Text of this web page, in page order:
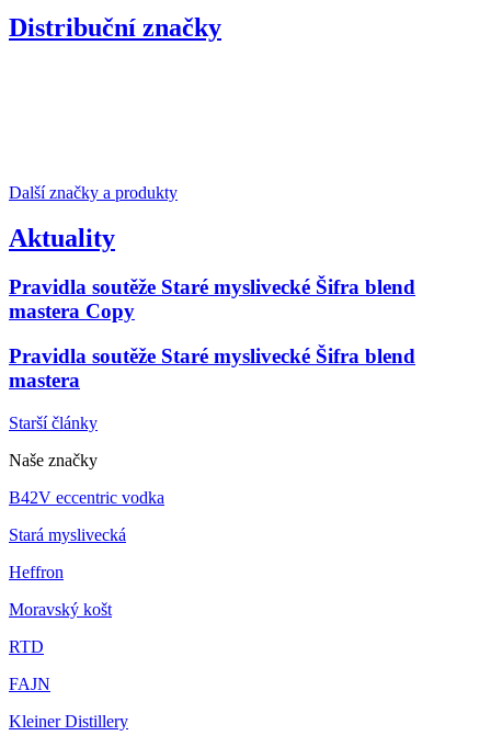
Distribuční značky
Další značky a produkty
Aktuality
Pravidla soutěže Staré myslivecké Šifra blend
mastera Copy
Pravidla soutěže Staré myslivecké Šifra blend
mastera
Starší články
Naše značky
B42V eccentric vodka
Stará myslivecká
Heffron
Moravský košt
RTD
FAJN
Kleiner Distillery